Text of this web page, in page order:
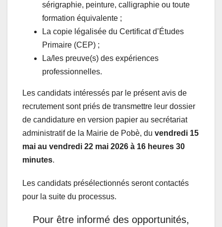
sérigraphie, peinture, calligraphie ou toute
formation équivalente ;
La copie légalisée du Certificat d’Études
Primaire (CEP) ;
La/les preuve(s) des expériences
professionnelles.
Les candidats intéressés par le présent avis de
recrutement sont priés de transmettre leur dossier
de candidature en version papier au secrétariat
administratif de la Mairie de Pobè, du vendredi 15
mai au vendredi 22 mai 2026 à 16 heures 30
minutes.
Les candidats présélectionnés seront contactés
pour la suite du processus.
Pour être informé des opportunités,